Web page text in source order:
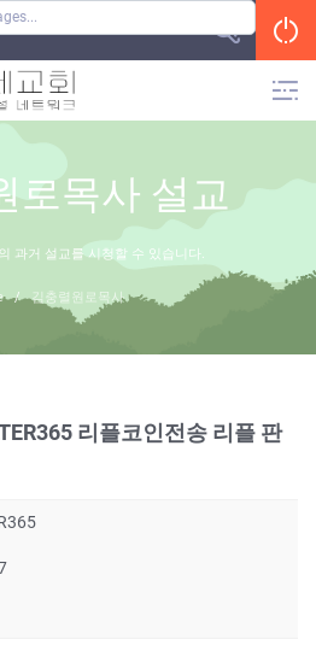
로목사 설교
과거 설교를 시청할 수 있습니다.
/ 김충렬원로목사
리플코인전송 리플 판